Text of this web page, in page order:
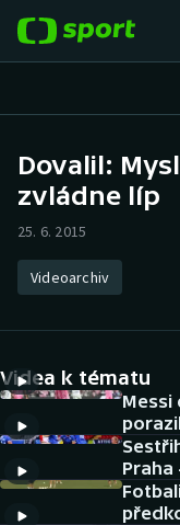
Hokej
Atletika
DALŠÍ SPORTY
Americký fotbal
Baseball a softbal
NEPŘEHLÉDNĚTE
Dovalil:
zvládne líp
25. 6. 2015
Videoarchiv
Videa k tématu
Messi
Praha